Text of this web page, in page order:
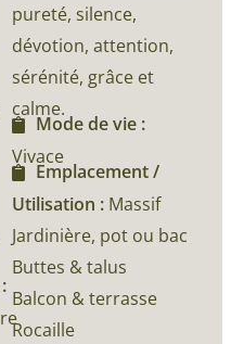
pureté, silence,
dévotion, attention,
sérénité, grâce et
calme.
Mode de vie :
Vivace
Emplacement /
Utilisation : Massif
Jardinière, pot ou bac
Buttes & talus
Balcon & terrasse
Rocaille